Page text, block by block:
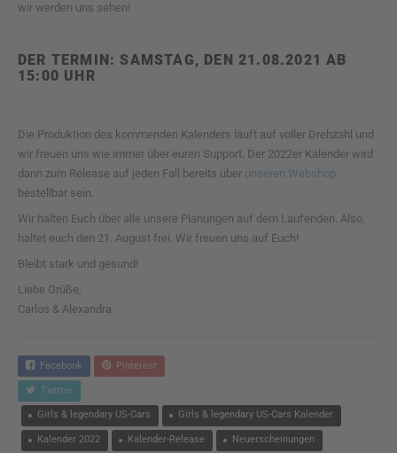
wir werden uns sehen!
DER TERMIN: SAMSTAG, DEN 21.08.2021 AB
15:00 UHR
Die Produktion des kommenden Kalenders läuft auf voller Drehzahl und
wir freuen uns wie immer über euren Support. Der 2022er Kalender wird
dann zum Release auf jeden Fall bereits über unseren Webshop
bestellbar sein.
Wir halten Euch über alle unsere Planungen auf dem Laufenden. Also,
haltet euch den 21. August frei. Wir freuen uns auf Euch!
Bleibt stark und gesund!
Liebe Grüße,
Carlos & Alexandra
Facebook Pinterest
Twitter
Girls & legendary US-Cars Girls & legendary US-Cars Kalender
Kalender 2022 Kalender-Release Neuerscheinungen